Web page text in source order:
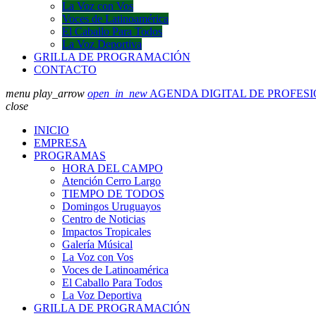
La Voz con Vos
Voces de Latinoamérica
El Caballo Para Todos
La Voz Deportiva
GRILLA DE PROGRAMACIÓN
CONTACTO
menu play_arrow open_in_new AGENDA DIGITAL DE
close
INICIO
EMPRESA
PROGRAMAS
HORA DEL CAMPO
Atención Cerro Largo
TIEMPO DE TODOS
Domingos Uruguayos
Centro de Noticias
Impactos Tropicales
Galería Músical
La Voz con Vos
Voces de Latinoamérica
El Caballo Para Todos
La Voz Deportiva
GRILLA DE PROGRAMACIÓN